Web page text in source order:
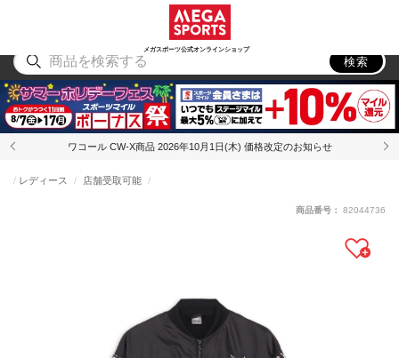
メガスポーツ公式オンラインショップ
アウトドア
検索
ワコール CW-X商品 2026年10月1日(木) 価格改定のお知らせ
レディース 店舗受取可能
商品番号： 82044736